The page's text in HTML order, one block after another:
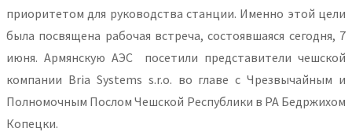
приоритетом для руководства станции. Именно этой цели
была посвящена рабочая встреча, состоявшаяся сегодня, 7
июня. Армянскую АЭС посетили представители чешской
компании Bria Systems s.r.o. во главе с Чрезвычайным и
Полномочным Послом Чешской Республики в РА Бедржихом
Копецки.